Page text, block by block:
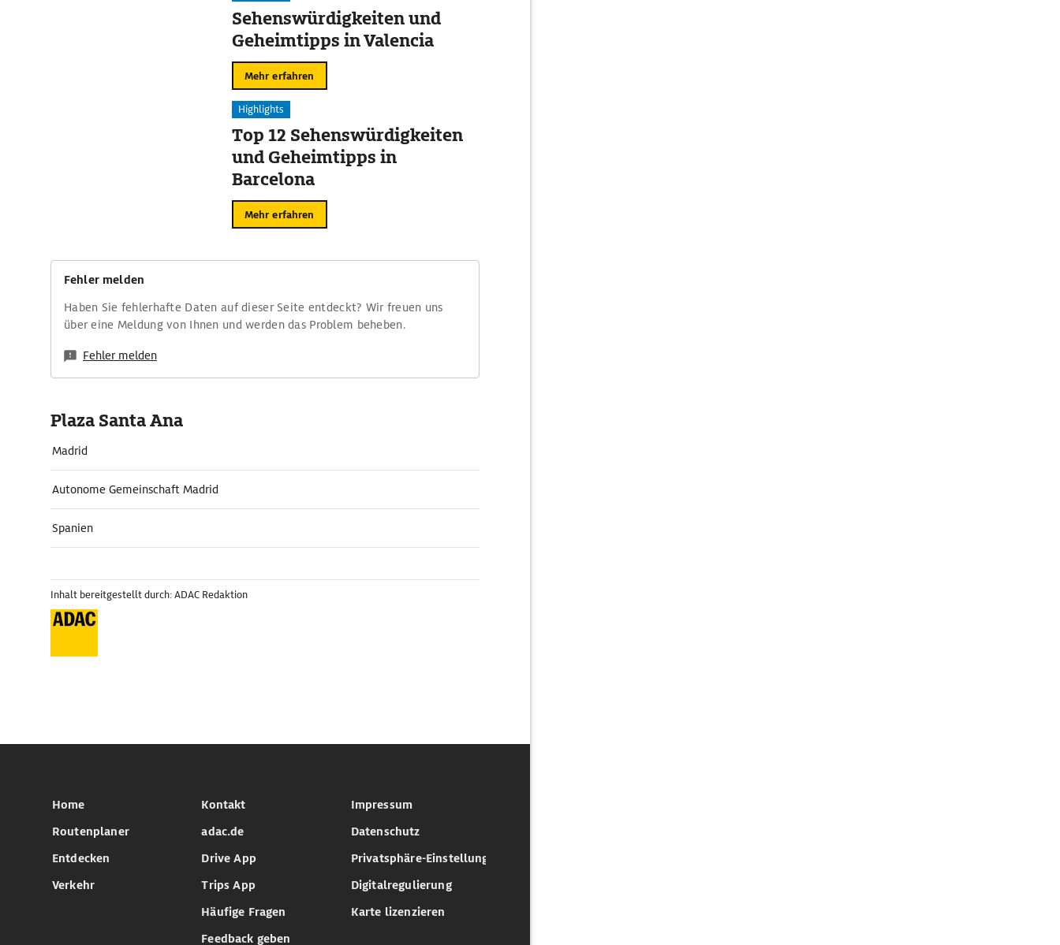
Sehenswürdigkeiten und
Geheimtipps in Valencia
Mehr erfahren
Highlights
Top 12 Sehenswürdigkeiten
und Geheimtipps in
Barcelona
Mehr erfahren
Fehler melden
Haben Sie fehlerhafte Daten auf dieser Seite entdeckt? Wir freuen uns
über eine Meldung von Ihnen und werden das Problem beheben.
Fehler melden
Plaza Santa Ana
Madrid
Autonome Gemeinschaft Madrid
Spanien
Inhalt bereitgestellt durch: ADAC Redaktion
Home
Routenplaner
Entdecken
Verkehr
Kontakt
adac.de
Drive App
Trips App
Häufige Fragen
Feedback geben
Impressum
Datenschutz
Privatsphäre-Einstellungen
Digitalregulierung
Karte lizenzieren